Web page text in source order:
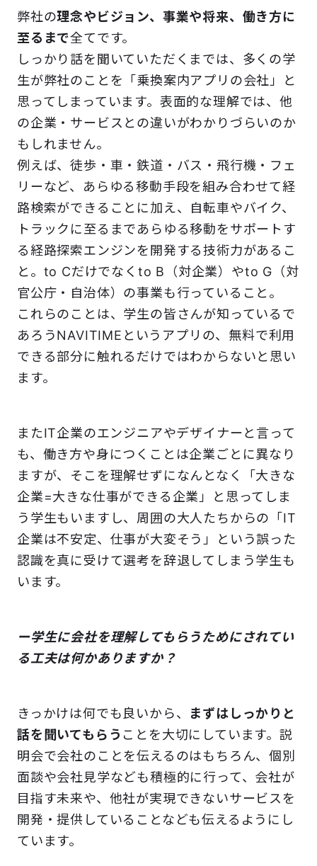
弊社の理念やビジョン、事業や将来、働き方に
至るまで全てです。
しっかり話を聞いていただくまでは、多くの学
生が弊社のことを「乗換案内アプリの会社」と
思ってしまっています。表面的な理解では、他
の企業・サービスとの違いがわかりづらいのか
もしれません。
例えば、徒歩・車・鉄道・バス・飛行機・フェ
リーなど、あらゆる移動手段を組み合わせて経
路検索ができることに加え、自転車やバイク、
トラックに至るまであらゆる移動をサポートす
る経路探索エンジンを開発する技術力があるこ
と。to Cだけでなくto B（対企業）やto G（対
官公庁・自治体）の事業も行っていること。
これらのことは、学生の皆さんが知っているで
あろうNAVITIMEというアプリの、無料で利用
できる部分に触れるだけではわからないと思い
ます。
またIT企業のエンジニアやデザイナーと言って
も、働き方や身につくことは企業ごとに異なり
ますが、そこを理解せずになんとなく「大きな
企業=大きな仕事ができる企業」と思ってしま
う学生もいますし、周囲の大人たちからの「IT
企業は不安定、仕事が大変そう」という誤った
認識を真に受けて選考を辞退してしまう学生も
います。
ー学生に会社を理解してもらうためにされてい
る工夫は何かありますか？
きっかけは何でも良いから、
まずはしっかりと
話を聞いてもらう ことを大切にしています。説
明会で会社のことを伝えるのはもちろん、個別
面談や会社見学なども積極的に行って、会社が
目指す未来や、他社が実現できないサービスを
開発・提供していることなども伝えるようにし
ています。